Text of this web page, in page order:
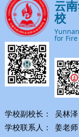
学校副校长： 吴林
学校联系人： 姜老
云
校
for Fire